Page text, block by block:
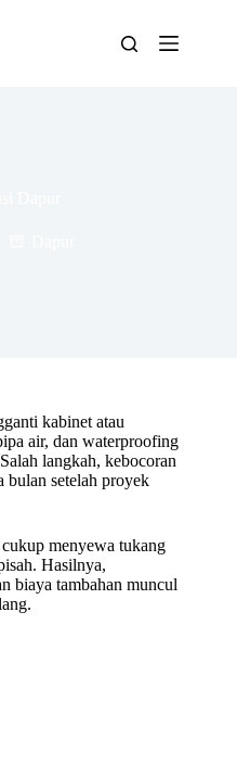
kabinet atau
air, dan waterproofing
langkah, kebocoran
bulan setelah proyek
menyewa tukang
Hasilnya,
biaya tambahan muncul